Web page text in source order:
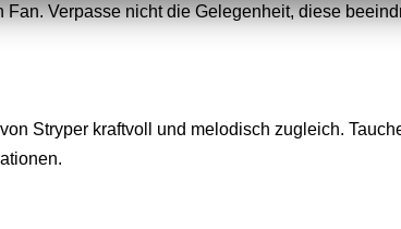
Verpasse nicht die Gelegenheit, diese
Stryper kraftvoll und melodisch zugleich.